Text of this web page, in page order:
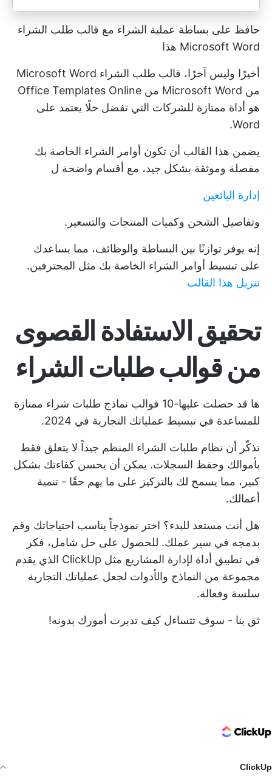
حافظ على بساطة عملية الشراء مع قالب طلب الشراء
Microsoft Word هذا
أخيرًا وليس آخرًا، قالب طلب الشراء Microsoft Word
من Microsoft Word من Office Templates Online
هو أداة ممتازة للشركات التي تفضل حلًا يعتمد على
Word.
يضمن هذا القالب أن تكون أوامر الشراء الخاصة بك
مفصلة وموثقة بشكل جيد، مع أقسام واضحة ل
إدارة البائعين
وتفاصيل الشحن وكميات المنتجات والتسعير.
إنه يوفر توازنًا بين البساطة والوظائف، مما يساعدك
على تبسيط أوامر الشراء الخاصة بك مثل المحترفين.
تنزيل هذا القالب
تحقيق الاستفادة القصوى
من قوالب طلبات الشراء
ها قد حصلت عليها-10 قوالب نماذج طلبات شراء ممتازة
للمساعدة في تبسيط عملياتك التجارية في 2024.
تذكّر أن نظام طلبات الشراء المنظم جيداً لا يتعلق فقط
بأموالك وحفظ السجلات. يمكن أن يحسن كفاءتك بشكل
كبير، مما يسمح لك بالتركيز على ما يهم حقًا - تنمية
أعمالك.
هل أنت مستعد للبدء؟ اختر نموذجاً يناسب احتياجاتك وقم
بدمجه في سير عملك. للحصول على حل شامل، فكر
في تطبيق أداة لإدارة المشاريع مثل ClickUp الذي يقدم
مجموعة من النماذج والأدوات لجعل عملياتك التجارية
سلسة وفعالة.
ثق بنا - سوف تتساءل كيف تدبرت أمورك بدونه!
ClickUp Logo
ClickUp